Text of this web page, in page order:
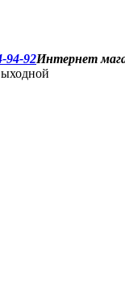
94-92Интернет